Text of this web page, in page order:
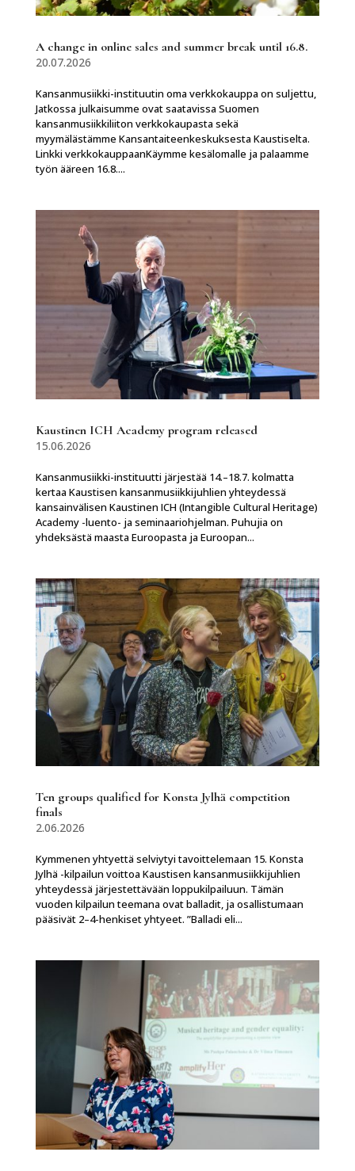
A change in online sales and summer break until 16.8.
20.07.2026
Kansanmusiikki-instituutin oma verkkokauppa on suljettu,
Jatkossa julkaisumme ovat saatavissa Suomen
kansanmusiikkiliiton verkkokaupasta sekä
myymälästämme Kansantaiteenkeskuksesta Kaustiselta.
Linkki verkkokauppaanKäymme kesälomalle ja palaamme
työn ääreen 16.8....
Kaustinen ICH Academy program released
15.06.2026
Kansanmusiikki-instituutti järjestää 14.–18.7. kolmatta
kertaa Kaustisen kansanmusiikkijuhlien yhteydessä
kansainvälisen Kaustinen ICH (Intangible Cultural Heritage)
Academy -luento- ja seminaariohjelman. Puhujia on
yhdeksästä maasta Euroopasta ja Euroopan...
Ten groups qualified for Konsta Jylhä competition
finals
2.06.2026
Kymmenen yhtyettä selviytyi tavoittelemaan 15. Konsta
Jylhä -kilpailun voittoa Kaustisen kansanmusiikkijuhlien
yhteydessä järjestettävään loppukilpailuun. Tämän
vuoden kilpailun teemana ovat balladit, ja osallistumaan
pääsivät 2–4-henkiset yhtyeet. ”Balladi eli...